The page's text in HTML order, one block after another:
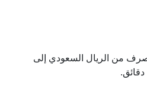
من الريال السعودي إلى
دقائق.